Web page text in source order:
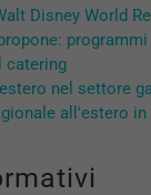
Disney World
catering
nel settore
all'esteronon